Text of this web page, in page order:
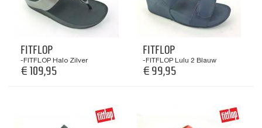
FITFLOP
-FITFLOP Halo Zilver
€ 109,95
FITFLOP
-FITFLOP Lulu 2 Blauw
€ 99,95